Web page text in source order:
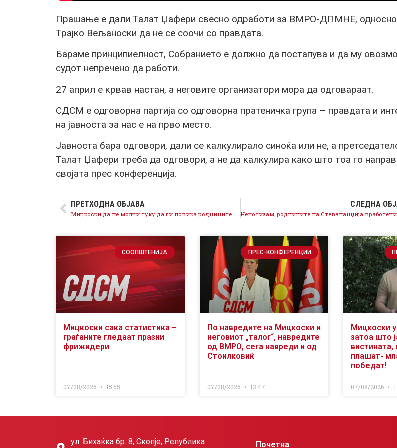
Прашање е дали Талат Џафери свесно одработи за ВМРО-ДПМНЕ, односно
Трајко Вељаноски да не се соочи со правдата.
Бараме принципиелност, Собранието е должно да постапува и да му
судот непречено да работи.
27 април е крвав настан, а неговите организатори мора да одговараат.
СДСМ е одговорна партија со одговорна пратеничка група – правдата и
на јавноста за нас е на прво место.
Јавноста бара одговори, дали се калкулирало синоќа или не, а
Талат Џафери треба да одговори, а не да калкулира како што тоа го
својата прес конференција.
ПРЕТХОДНА ОБЈАВА СЛЕДНА
СООПШТЕНИЈА
Мицкоски сака статистика –
граѓаните гледаат празни
фрижидери
07/08/2026 15:55
ПРЕС-КОНФЕРЕНЦИИ
По навредите на Мицкоски и
неговиот „талог“, навредите
од ВМРО, сега навреди и од
Стоилковиќ
07/08/2026 12:47
Мицкоски
затоа што
плашат-
победат!
07/08/2026
ул. Бихаќка бр. 8, Скопје, Република Почетна